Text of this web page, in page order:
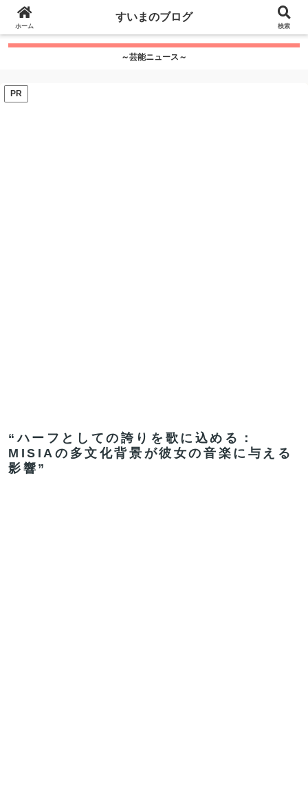
google.com, pub-7115624674097404, DIRECT,
f08c47fec0942fa0
～芸能ニュース～
PR
“ハーフとしての誇りを歌に込める：
MISIAの多文化背景が彼女の音楽に与える
影響”
ホーム
すいまのブログ
検索